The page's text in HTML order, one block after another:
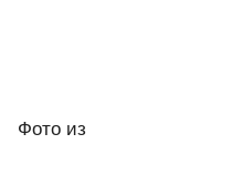
Фото из